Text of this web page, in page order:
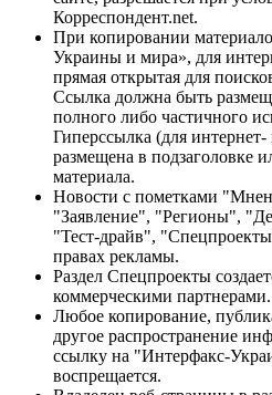
Корреспондент.net.
При копировании
Украины и мира», для
прямая открытая для
Ссылка должна быть
полного либо частичного
Гиперссылка (для
размещена в подзаголовке
материала.
Новости с пометками
"Заявление", "Регионы",
"Тест-драйв",
правах рекламы.
Раздел Спецпроекты
коммерческими партнерами.
Любое копирование,
другое распространение
ссылку на "Интерфакс-
воспрещается.